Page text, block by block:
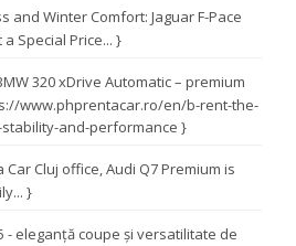
and Winter Comfort: Jaguar F-Pace
a Special Price... }
320 xDrive Automatic – premium
www.phprentacar.ro/en/b-rent-the-
and-performance }
Car Cluj office, Audi Q7 Premium is
}
- eleganță coupe și versatilitate de